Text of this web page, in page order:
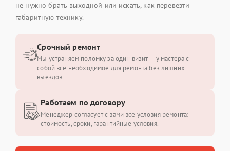
не нужно брать выходной или искать, как перевезти
габаритную технику.
Срочный ремонт
Мы устраняем поломку за один визит — у мастера с
собой всё необходимое для ремонта без лишних
выездов.
Работаем по договору
Менеджер согласует с вами все условия ремонта:
стоимость, сроки, гарантийные условия.